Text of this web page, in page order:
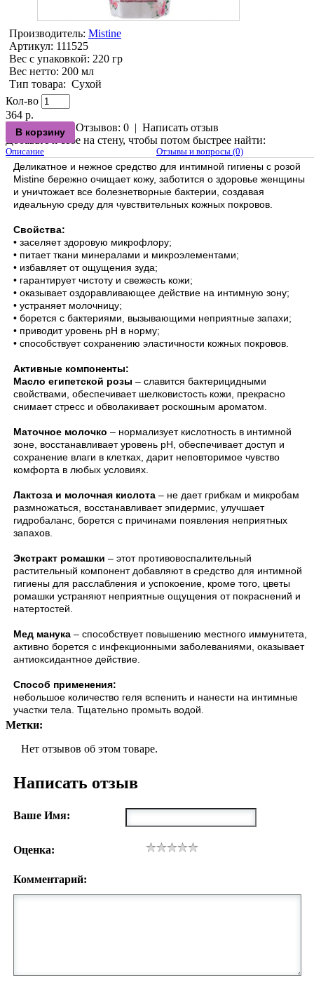
Производитель: Mistine
Артикул: 111525
Вес с упаковкой: 220 гр
Вес нетто: 200 мл
Тип товара: Сухой
Кол-во
364 р.
Отзывов: 0 | Написать отзыв
Добавьте к себе на стену, чтобы потом быстрее найти:
Описание Отзывы и вопросы (0)
Деликатное и нежное средство для интимной гигиены с розой
Mistine бережно очищает кожу, заботится о здоровье женщины
и уничтожает все болезнетворные бактерии, создавая
идеальную среду для чувствительных кожных покровов.
Свойства:
• заселяет здоровую микрофлору;
• питает ткани минералами и микроэлементами;
• избавляет от ощущения зуда;
• гарантирует чистоту и свежесть кожи;
• оказывает оздоравливающее действие на интимную зону;
• устраняет молочницу;
• борется с бактериями, вызывающими неприятные запахи;
• приводит уровень pH в норму;
• способствует сохранению эластичности кожных покровов.
Активные компоненты:
Масло египетской розы – славится бактерицидными
свойствами, обеспечивает шелковистость кожи, прекрасно
снимает стресс и обволакивает роскошным ароматом.
Маточное молочко – нормализует кислотность в интимной
зоне, восстанавливает уровень pH, обеспечивает доступ и
сохранение влаги в клетках, дарит неповторимое чувство
комфорта в любых условиях.
Лактоза и молочная кислота – не дает грибкам и микробам
размножаться, восстанавливает эпидермис, улучшает
гидробаланс, борется с причинами появления неприятных
запахов.
Экстракт ромашки – этот противовоспалительный
растительный компонент добавляют в средство для интимной
гигиены для расслабления и успокоение, кроме того, цветы
ромашки устраняют неприятные ощущения от покраснений и
натертостей.
Мед манука – способствует повышению местного иммунитета,
активно борется с инфекционными заболеваниями, оказывает
антиоксидантное действие.
Способ применения:
небольшое количество геля вспенить и нанести на интимные
участки тела. Тщательно промыть водой.
Метки:
Нет отзывов об этом товаре.
Написать отзыв
Ваше Имя:
Оценка:
Комментарий: